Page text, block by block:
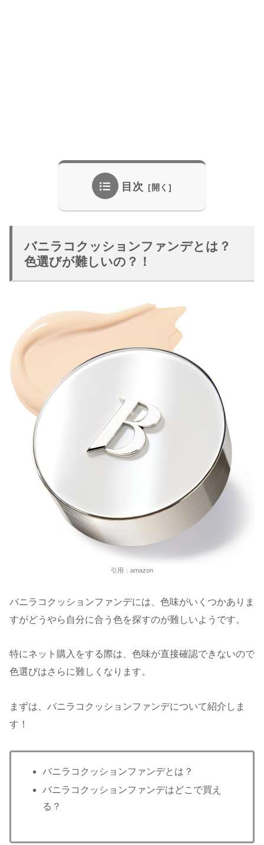
目次
バニラコクッションファンデとは？
色選びが難しいの？！
引用：amazon
バニラコクッションファンデには、色味がいくつかありま
すがどうやら自分に合う色を探すのが難しいようです。
特にネット購入をする際は、色味が直接確認できないので
色選びはさらに難しくなります。
まずは、バニラコクッションファンデについて紹介しま
す！
バニラコクッションファンデとは？
バニラコクッションファンデはどこで買え
る？